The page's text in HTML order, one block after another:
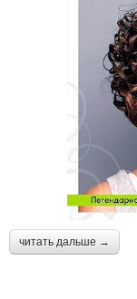
читать дальше →